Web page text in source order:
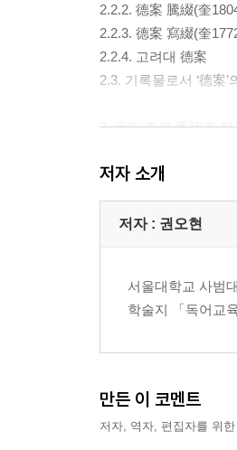
2.2.2. 德案 騰綴(奎
2.2.3. 德案 寫綴(奎
2.2.4. 고려대 德案
2.3. 기록물로서 ‘德案’
3. 독일 측의 舊韓末 한
3.2. 독일 연방문서고
3.3. 독일 측 문서와 ‘德
3.4. 駐獨逸 한국공관과
4.1. 한문 문서의 형식
4.2. 독문 문서의 형식
5.1. 기록물의 분류
5.2. ‘德案’ 문서의 다
저자 소개
저자 : 권오현
서울대학교 사범
학술지 「독어교
만든 이 코멘트
저자, 역자, 편집자를 위